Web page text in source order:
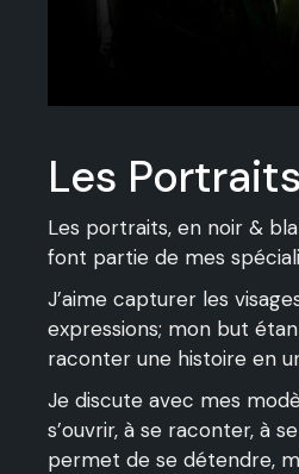
Les Portraits
Les portraits, en noir &
font partie de mes
J’aime capturer les
expressions; mon but
raconter une histoire en
Je discute avec mes
s’ouvrir, à se raconter, à
permet de se détendre,